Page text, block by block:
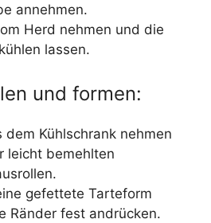
annehmen.
Herd nehmen und die
lassen.
und formen:
dem Kühlschrank nehmen
leicht bemehlten
gefettete Tarteform
Ränder fest andrücken.